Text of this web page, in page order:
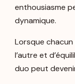
enthousiasme
dynamique.
Lorsque
l’autre et
duo peut